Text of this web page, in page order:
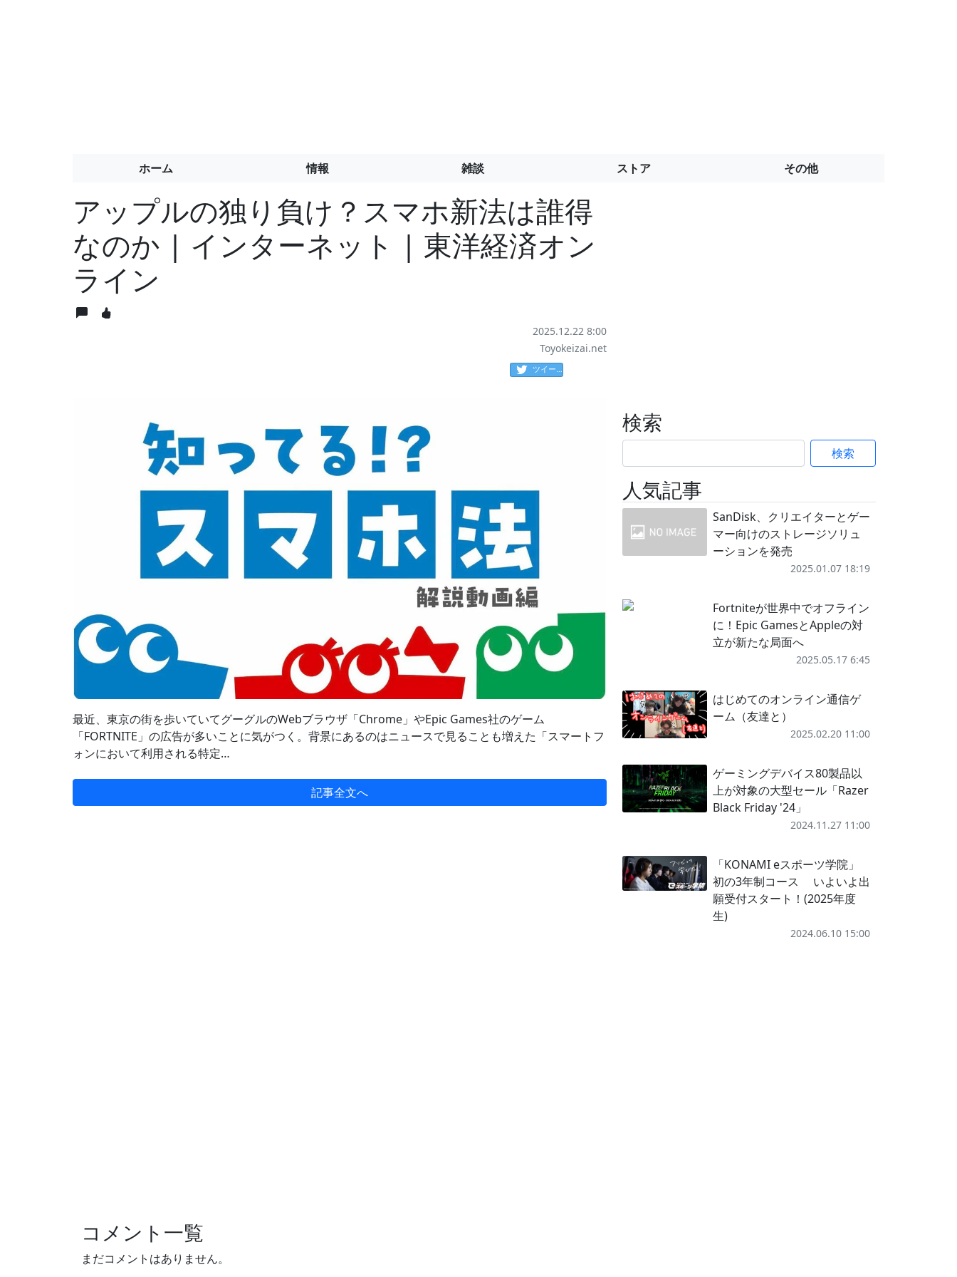
ホーム 情報 雑談 ストア その他
アップルの独り負け？スマホ新法は誰得
なのか | インターネット | 東洋経済オン
ライン
2025.12.22 8:00
Toyokeizai.net
ツイート
最近、東京の街を歩いていてグーグルのWebブラウザ「Chrome」やEpic Games社のゲーム
「FORTNITE」の広告が多いことに気がつく。背景にあるのはニュースで見ることも増えた「スマートフ
ォンにおいて利用される特定…
記事全文へ
検索
検索
人気記事
SanDisk、クリエイターとゲー
マー向けのストレージソリュ
ーションを発売
2025.01.07 18:19
Fortniteが世界中でオフライン
に！Epic GamesとAppleの対
立が新たな局面へ
2025.05.17 6:45
はじめてのオンライン通信ゲ
ーム（友達と）
2025.02.20 11:00
ゲーミングデバイス80製品以
上が対象の大型セール「Razer
Black Friday '24」
2024.11.27 11:00
「KONAMI eスポーツ学院」
初の3年制コース いよいよ出
願受付スタート！(2025年度
生)
2024.06.10 15:00
コメント一覧
まだコメントはありません。